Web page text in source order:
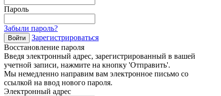
Пароль
Забыли пароль?
Войти
Зарегистрироваться
Восстановление пароля
Введя электронный адрес, зарегистрированный в вашей
учетной записи, нажмите на кнопку 'Отправить'.
Мы немедленно направим вам электронное письмо со
ссылкой на ввод нового пароля.
Электронный адрес